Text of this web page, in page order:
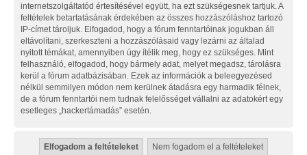
internetszolgáltatód értesítésével együtt, ha ezt szükségesnek tartjuk. A
feltételek betartatásának érdekében az összes hozzászóláshoz tartozó
IP-címet tároljuk. Elfogadod, hogy a fórum fenntartóinak jogukban áll
eltávolítani, szerkeszteni a hozzászólásaid vagy lezárni az általad
nyitott témákat, amennyiben úgy ítélik meg, hogy ez szükséges. Mint
felhasználó, elfogadod, hogy bármely adat, melyet megadsz, tárolásra
kerül a fórum adatbázisában. Ezek az információk a beleegyezésed
nélkül semmilyen módon nem kerülnek átadásra egy harmadik félnek,
de a fórum fenntartói nem tudnak felelősséget vállalni az adatokért egy
esetleges „hackertámadás” esetén.